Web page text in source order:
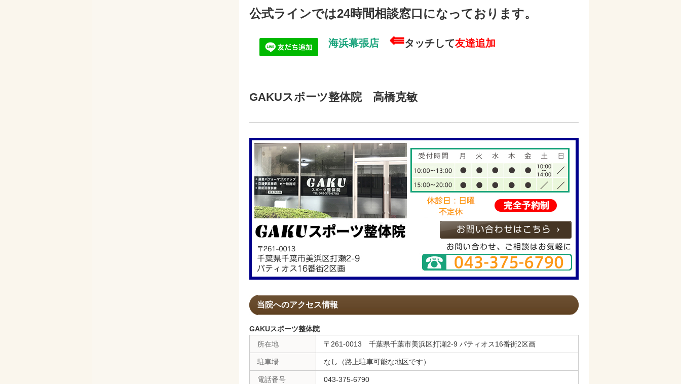
公式ラインでは24時間相談窓口になっております。
海浜幕張店 ⇚タッチして友達追加
GAKUスポーツ整体院 高橋克敏
当院へのアクセス情報
GAKUスポーツ整体院
所在地
〒261-0013 千葉県千葉市美浜区打瀬2-9 パティオス16番街2区画
駐車場 なし（路上駐車可能な地区です）
電話番号 043-375-6790